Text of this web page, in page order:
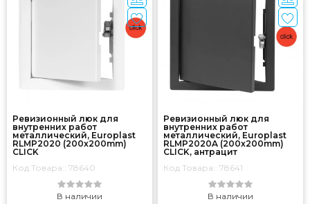
Ревизионный люк для
внутренних работ
металлический, Europlast
RLMP2020 (200x200mm)
CLICK
Код Товара:: 78640
В наличии
Ревизионный люк для
внутренних работ
металлический, Europlast
RLMP2020A (200x200mm)
CLICK, антрацит
Код Товара:: 78641
В наличии